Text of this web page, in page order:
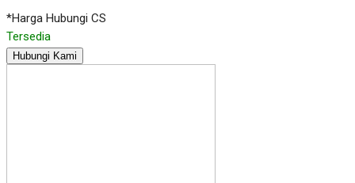
*Harga Hubungi CS
Tersedia
Hubungi Kami